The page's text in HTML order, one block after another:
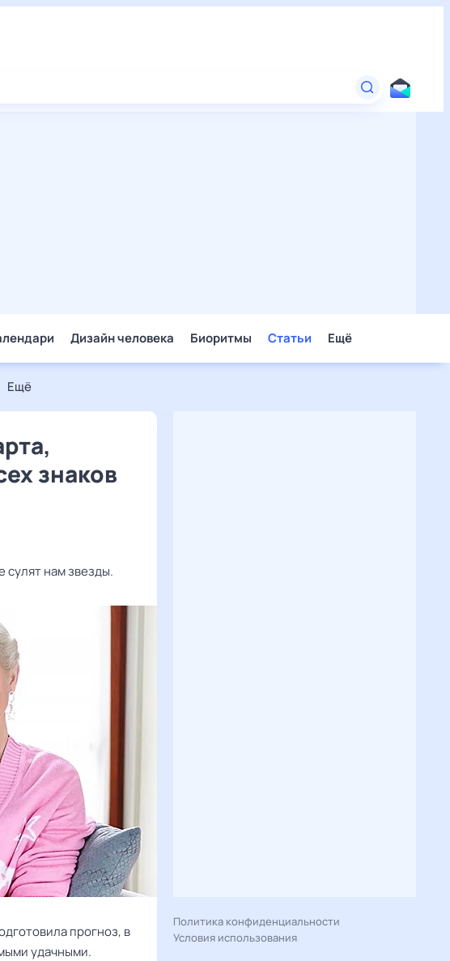
Дизайн человека Биоритмы Статьи Ещё
Ещё
знаков
сулят нам звезды.
прогноз, в
удачными.
Политика конфиденциальности
Условия использования